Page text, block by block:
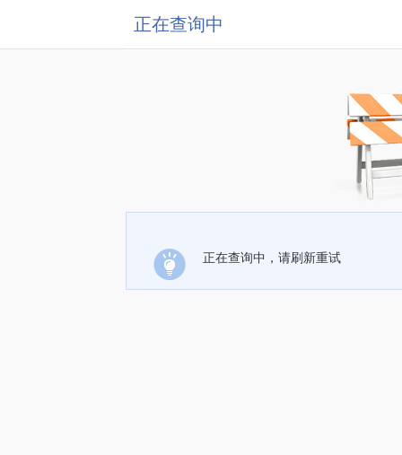
正在查询中
正在查询中，请刷新重试